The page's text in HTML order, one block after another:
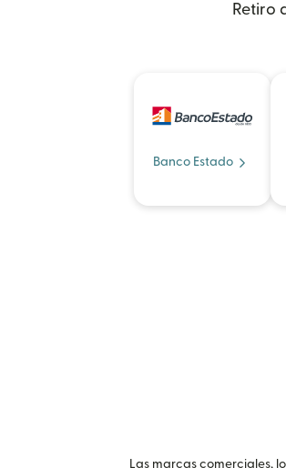
Retiro
Banco Estado
Las marcas comerciales,